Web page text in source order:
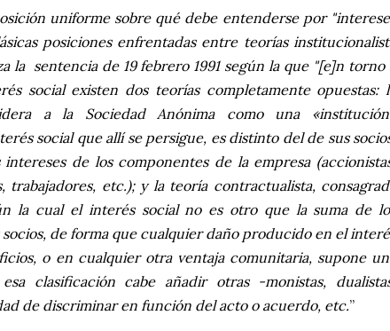
uniforme sobre qué debe entenderse por
posiciones enfrentadas entre teorías
la sentencia de 19 febrero 1991 según la que "[e]n torno
social existen dos teorías completamente opuestas:
a la Sociedad Anónima como una
social que allí se persigue, es distinto del de sus
de los componentes de la empresa
trabajadores, etc.); y la teoría contractualista,
la cual el interés socialno es otro que la suma de
de forma que cualquier daño producido en el
o en cualquier otra ventaja comunitaria, supone
clasificación cabe añadir otras -monistas,
de discriminar en función del acto o acuerdo, etc.”